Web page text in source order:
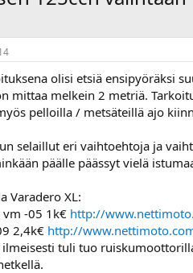
olisi etsiä ensipyöräksi
mittaa melkein 2 metriä.
pelloilla / metsäteillä ajo
selaillut eri vaihtoehtoja ja
päälle päässyt vielä
Varadero XL:
vm -05 1k€ http://
2,4k€ http://
tuli tuo